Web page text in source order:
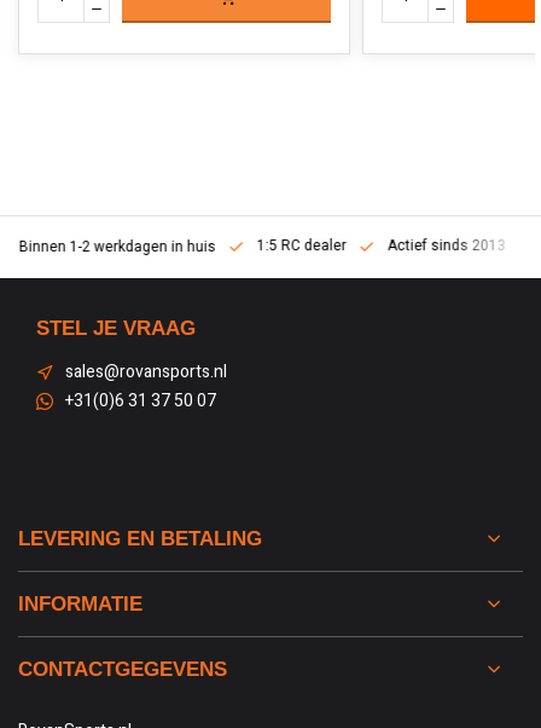
Binnen 1-2 werkdagen in huis 1:5 RC dealer Actief sinds 2013
STEL JE VRAAG
sales@rovansports.nl
+31(0)6 31 37 50 07
LEVERING EN BETALING
INFORMATIE
CONTACTGEGEVENS